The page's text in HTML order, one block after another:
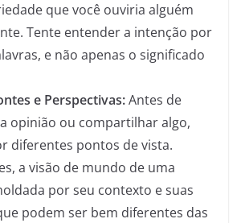
que você ouviria alguém
Tente entender a intenção por
e não apenas o significado
e Perspectivas:Antes de
opinião ou compartilhar algo,
diferentes pontos de vista.
a visão de mundo de uma
por seu contexto e suas
podem ser bem diferentes das